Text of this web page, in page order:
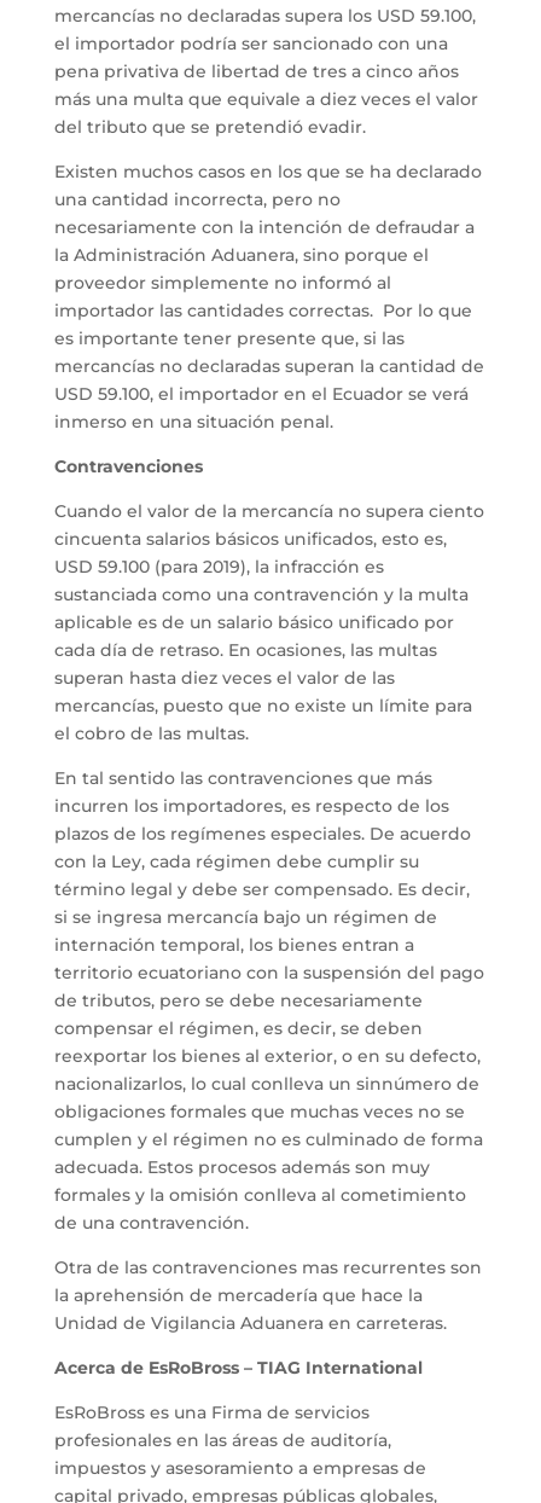
mercancías no declaradas supera los USD 59.100,
el importador podría ser sancionado con una
pena privativa de libertad de tres a cinco años
más una multa que equivale a diez veces el valor
del tributo que se pretendió evadir.
Existen muchos casos en los que se ha declarado
una cantidad incorrecta, pero no
necesariamente con la intención de defraudar a
la Administración Aduanera, sino porque el
proveedor simplemente no informó al
importador las cantidades correctas. Por lo que
es importante tener presente que, si las
mercancías no declaradas superan la cantidad de
USD 59.100, el importador en el Ecuador se verá
inmerso en una situación penal.
Contravenciones
Cuando el valor de la mercancía no supera ciento
cincuenta salarios básicos unificados, esto es,
USD 59.100 (para 2019), la infracción es
sustanciada como una contravención y la multa
aplicable es de un salario básico unificado por
cada día de retraso. En ocasiones, las multas
superan hasta diez veces el valor de las
mercancías, puesto que no existe un límite para
el cobro de las multas.
En tal sentido las contravenciones que más
incurren los importadores, es respecto de los
plazos de los regímenes especiales. De acuerdo
con la Ley, cada régimen debe cumplir su
término legal y debe ser compensado. Es decir,
si se ingresa mercancía bajo un régimen de
internación temporal, los bienes entran a
territorio ecuatoriano con la suspensión del pago
de tributos, pero se debe necesariamente
compensar el régimen, es decir, se deben
reexportar los bienes al exterior, o en su defecto,
nacionalizarlos, lo cual conlleva un sinnúmero de
obligaciones formales que muchas veces no se
cumplen y el régimen no es culminado de forma
adecuada. Estos procesos además son muy
formales y la omisión conlleva al cometimiento
de una contravención.
Otra de las contravenciones mas recurrentes son
la aprehensión de mercadería que hace la
Unidad de Vigilancia Aduanera en carreteras.
Acerca de EsRoBross – TIAG International
EsRoBross es una Firma de servicios
profesionales en las áreas de auditoría,
impuestos y asesoramiento a empresas de
capital privado, empresas públicas globales,